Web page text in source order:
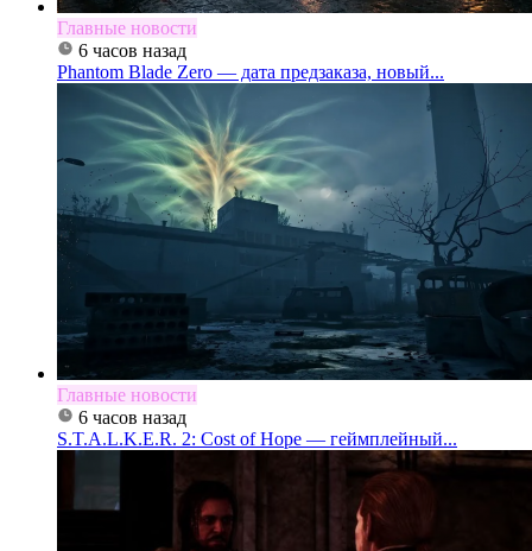
Главные новости
6 часов назад
Phantom Blade Zero — дата предзаказа, новый...
Главные новости
6 часов назад
S.T.A.L.K.E.R. 2: Cost of Hope — геймплейный...